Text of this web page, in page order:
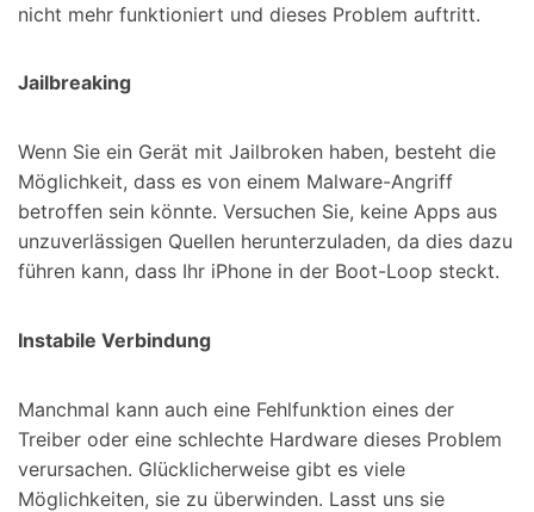
nicht mehr funktioniert und dieses Problem auftritt.
Jailbreaking
Wenn Sie ein Gerät mit Jailbroken haben, besteht die
Möglichkeit, dass es von einem Malware-Angriff
betroffen sein könnte. Versuchen Sie, keine Apps aus
unzuverlässigen Quellen herunterzuladen, da dies dazu
führen kann, dass Ihr iPhone in der Boot-Loop steckt.
Instabile Verbindung
Manchmal kann auch eine Fehlfunktion eines der
Treiber oder eine schlechte Hardware dieses Problem
verursachen. Glücklicherweise gibt es viele
Möglichkeiten, sie zu überwinden. Lasst uns sie